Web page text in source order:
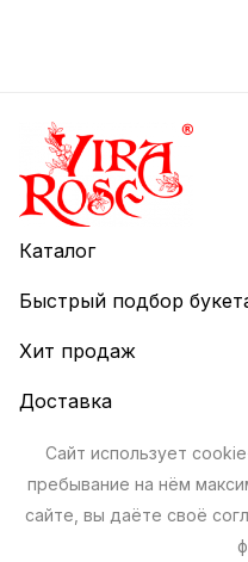
Сайт использует
пребывание на нём
сайте, вы даёте своё
Каталог
Быстрый подбор
Хит продаж
Доставка
Оплата
Гарантии